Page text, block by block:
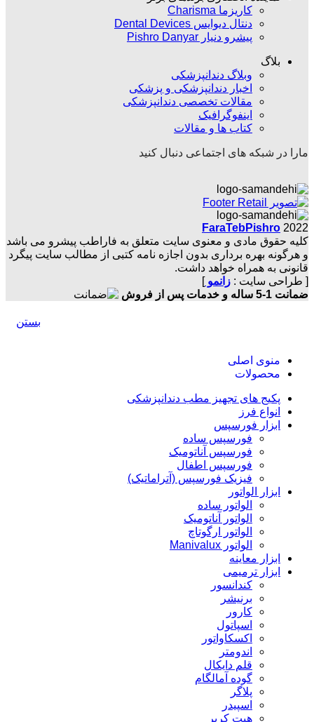
کاریزما Charisma
دنتال دیوایس Dental Devices
پیشرو دنیار Pishro Danyar
بلاگ
وبلاگ دندانپزشکی
اخبار دندانپزشکی و پزشکی
مقالات تخصصی دندانپزشکی
اینفوگرافیک
کتاب ها و مقالات
مارا در شبکه های اجتماعی دنبال کنید
FaraTebPishro 2022
کلیه حقوق مادی و معنوی سایت متعلق به فاراطب پیشرو می باشد
و هرگونه بهره برداری بدون اجازه نامه کتبی از مطالب سایت پیگرد
قانونی به همراه خواهد داشت.
[ طراحی سایت : زانمو]
ضمانت 1-5 ساله و خدمات پس از فروش
بستن
منوی اصلی
محصولات
پکیج های تجهیز مطب دندانپزشکی
انواع فرز
ابزار فورسپس
فورسپس ساده
فورسپس آناتومیک
فورسپس اطفال
فیزیک فورسپس (آتراماتیک)
ابزار الواتور
الواتور ساده
الواتور آناتومیک
الواتور ارگوتاچ
الواتور Manivalux
ابزار معاینه
ابزار ترمیمی
کندانسور
برنیشر
کارور
اسپاتول
اکسکاواتور
اندومتر
قلم دایکال
گوده آمالگام
پلاگر
اسپیدر
هیت کریر